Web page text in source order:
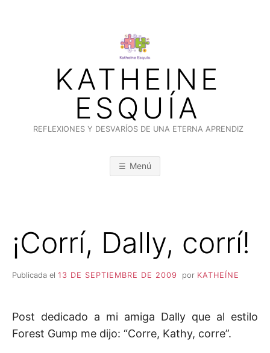
KATHEINE
ESQUÍA
REFLEXIONES Y DESVARÍOS DE UNA ETERNA APRENDIZ
Menú
¡Corrí, Dally, corrí!
Publicada el 13 DE SEPTIEMBRE DE 2009 por KATHEÍNE
Post dedicado a mi amiga Dally que al estilo
Forest Gump me dijo: “Corre, Kathy, corre”.